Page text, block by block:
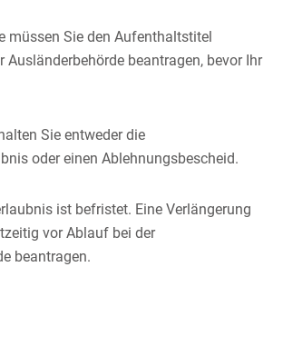
müssen Sie den Aufenthaltstitel
Ausländerbehörde beantragen, bevor Ihr
Sie entweder die
oder einen Ablehnungsbescheid.
ist befristet. Eine Verlängerung
vor Ablauf bei der
beantragen.